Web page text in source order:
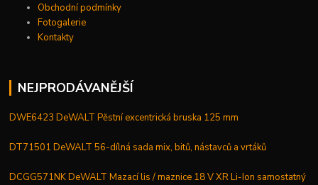
Obchodní podmínky
Fotogalerie
Kontakty
NEJPRODÁVANĚJŠÍ
DWE6423 DeWALT Pěstní excentrická bruska 125 mm
DT71501 DeWALT 56-dílná sada mix, bitů, nástavců a vrtáků
DCGG571NK DeWALT Mazací lis / maznice 18 V XR Li-Ion samostatný